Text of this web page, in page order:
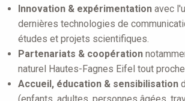
Innovation & expérimentation avec
dernières technologies de
études et projets scientifiques.
Partenariats & coopération
naturel Hautes-Fagnes Eifel tout proche
Accueil, éducation & sensibilisation